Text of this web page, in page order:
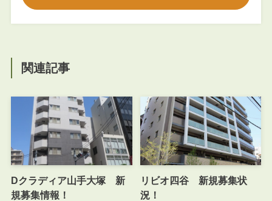
関連記事
Dクラディア山手大塚 新
規募集情報！
リビオ四谷 新規募集状
況！